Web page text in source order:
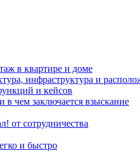
в квартире и доме
инфраструктура и
и кейсов
в чем заключается взыскание
от сотрудничества
и быстро